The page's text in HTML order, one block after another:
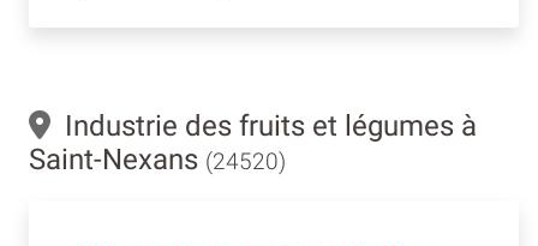
Industrie des fruits et légumes à
Saint-Nexans (24520)